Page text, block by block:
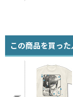
この商品を買っ